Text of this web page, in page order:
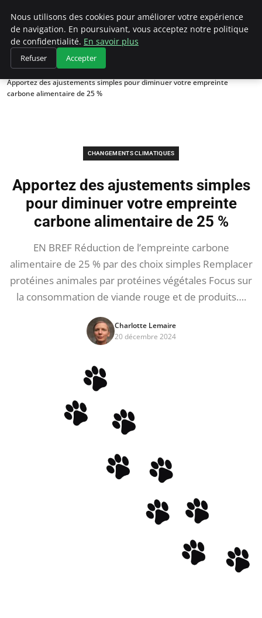
Climategatecountryclub.com
Accueil
Changements climatiques
Apportez des ajustements simples pour diminuer votre empreinte
carbone alimentaire de 25 %
CHANGEMENTS CLIMATIQUES
Apportez des ajustements simples
pour diminuer votre empreinte
carbone alimentaire de 25 %
EN BREF Réduction de l’empreinte carbone
alimentaire de 25 % par des choix simples Remplacer
protéines animales par protéines végétales Focus sur
la consommation de viande rouge et de produits….
Charlotte Lemaire
20 décembre 2024
Nous utilisons des cookies pour améliorer votre expérience
de navigation. En poursuivant, vous acceptez notre politique
de confidentialité. En savoir plus
Refuser Accepter